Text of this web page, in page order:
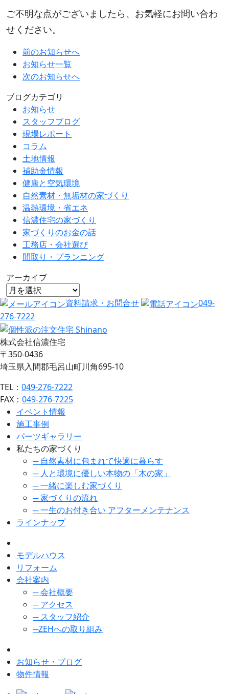
ご不明な点がございましたら、お気軽にお問い合わ
せください。
前のお知らせへ
お知らせ一覧
次のお知らせへ
ブログカテゴリ
お知らせ
スタッフブログ
現場レポート
コラム
土地情報
補助金情報
健康と空気環境
自然素材・無垢材の家づくり
温熱環境・省エネ
信濃住宅の家づくり
家づくりのお金の話
工務店・会社選び
間取り・プランニング
アーカイブ
資料請求・お問合せ
049-
276-7222
株式会社信濃住宅
〒350-0436
埼玉県入間郡毛呂山町川角695-10
TEL： 049-276-7222
FAX： 049-276-7225
イベント情報
施工事例
パーツギャラリー
私たちの家づくり
─ 自然素材に包まれて快適に暮らす
─ 人と環境に優しい本物の「木の家」
─ 一緒に楽しむ家づくり
─ 家づくりの流れ
─ 一生のお付き合い アフターメンテナンス
ラインナップ
モデルハウス
リフォーム
会社案内
─ 会社概要
─ アクセス
─ スタッフ紹介
─ZEHへの取り組み
お知らせ・ブログ
物件情報